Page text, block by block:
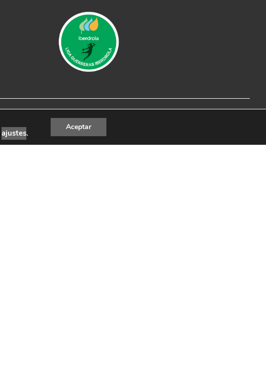
|Política de Privacidad
ajustes.
Aceptar